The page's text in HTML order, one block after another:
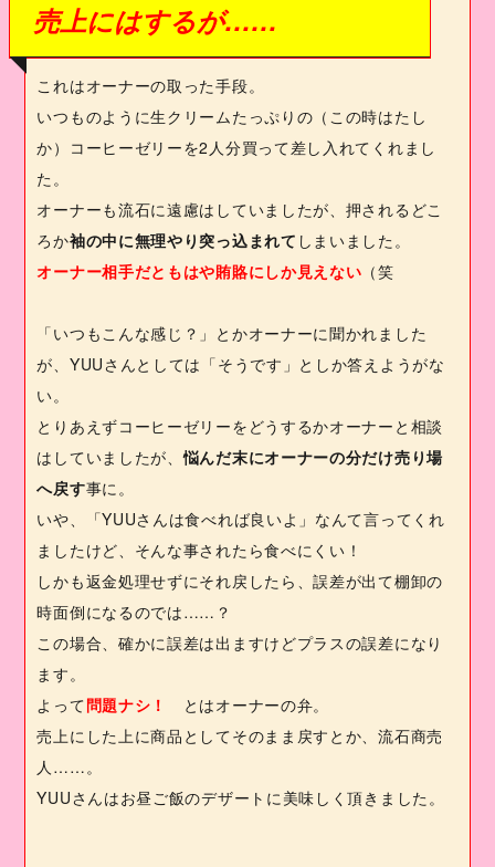
売上にはするが……
これはオーナーの取った手段。
いつものように生クリームたっぷりの（この時はたし
か）コーヒーゼリーを2 人分買って差し入れてくれまし
た。
オーナーも流石に遠慮はしていましたが、押されるどこ
ろか袖の中に無理やり突っ込まれて しまいました。
オーナー相手だともはや賄賂にしか見えない （笑
「いつもこんな感じ？」とかオーナーに聞かれました
が、 YUUさんとしては「そうです」としか答えようがな
い。
とりあえずコーヒーゼリーをどうするかオーナーと相談
はしていましたが、悩んだ末にオーナーの分だけ売り場
へ戻す事に。
いや、「YUUさんは食べれば良いよ」なんて言ってくれ
ましたけど、そんな事されたら食べにくい！
しかも返金処理せずにそれ戻したら、誤差が出て棚卸の
時面倒になるのでは……？
この場合、確かに誤差は出ますけどプラスの誤差になり
ます。
よって問題ナシ！
とはオーナーの弁。
売上にした上に商品としてそのまま戻すとか、流石商売
人……。
YUUさんはお昼ご飯のデザートに美味しく頂きました。